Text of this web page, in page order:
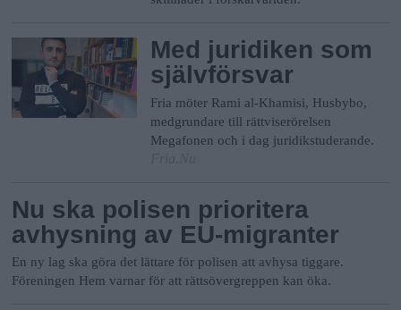
Med juridiken som
självförsvar
Fria möter Rami al-Khamisi, Husbybo,
medgrundare till rättviserörelsen
Megafonen och i dag juridikstuderande.
Nu ska polisen prioritera
avhysning av EU-migranter
En ny lag ska göra det lättare för polisen att avhysa tiggare.
Föreningen Hem varnar för att rättsövergreppen kan öka.